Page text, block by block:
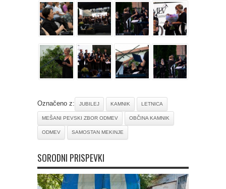
Označeno z: JUBILEJ KAMNIK LETNICA
MEŠANI PEVSKI ZBOR ODMEV OBČINA KAMNIK
ODMEV SAMOSTAN MEKINJE
SORODNI PRISPEVKI